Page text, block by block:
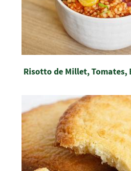
Risotto de Millet, Tomates,